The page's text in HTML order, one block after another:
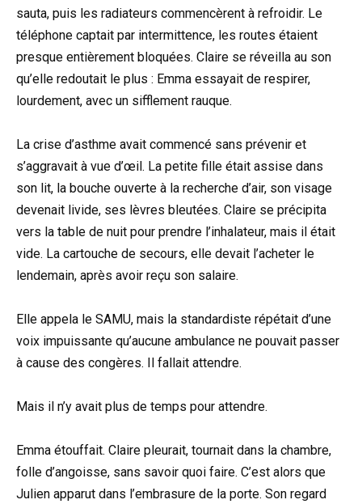
sauta, puis les radiateurs commencèrent à refroidir. Le
téléphone captait par intermittence, les routes étaient
presque entièrement bloquées. Claire se réveilla au son
qu’elle redoutait le plus : Emma essayait de respirer,
lourdement, avec un sifflement rauque.
La crise d’asthme avait commencé sans prévenir et
s’aggravait à vue d’œil. La petite fille était assise dans
son lit, la bouche ouverte à la recherche d’air, son visage
devenait livide, ses lèvres bleutées. Claire se précipita
vers la table de nuit pour prendre l’inhalateur, mais il était
vide. La cartouche de secours, elle devait l’acheter le
lendemain, après avoir reçu son salaire.
Elle appela le SAMU, mais la standardiste répétait d’une
voix impuissante qu’aucune ambulance ne pouvait passer
à cause des congères. Il fallait attendre.
Mais il n’y avait plus de temps pour attendre.
Emma étouffait. Claire pleurait, tournait dans la chambre,
folle d’angoisse, sans savoir quoi faire. C’est alors que
Julien apparut dans l’embrasure de la porte. Son regard